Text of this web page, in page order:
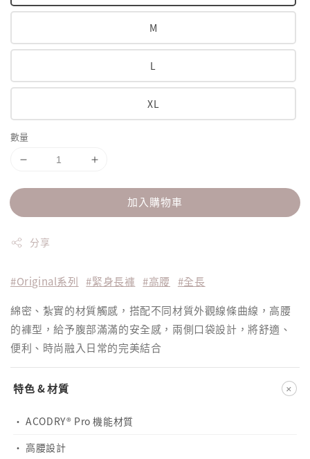
M
L
XL
數量
加入購物車
分享
#Original系列 #緊身長褲 #高腰
#全長
綿密、紮實的材質觸感，搭配不同材質外觀線條曲線，高腰
的褲型，給予腹部滿滿的安全感，兩側口袋設計，將舒適、
便利、時尚融入日常的完美結合
特色 & 材質 +
· ACODRY® Pro 機能材質
· 高腰設計